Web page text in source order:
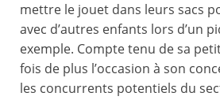
mettre le jouet dans leurs sacs
avec d’autres enfants lors d’un
exemple. Compte tenu de sa
fois de plus l’occasion à son
les concurrents potentiels du